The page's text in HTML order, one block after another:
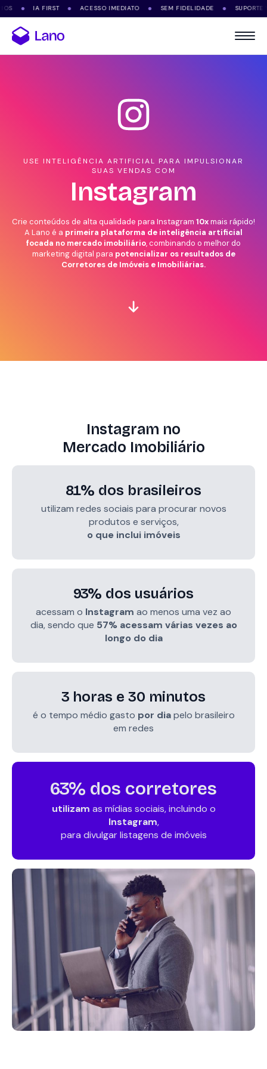
IA FIRST ● ACESSO IMEDIATO ● SEM FIDELIDADE ● SUPORTE VIA
USE INTELIGÊNCIA ARTIFICIAL PARA IMPULSIONAR
SUAS VENDAS COM
Instagram
Crie conteúdos de alta qualidade para Instagram 10xmais rápido!
A Lano é a primeira plataforma de inteligência artificial
focada no mercado imobiliário, combinando o melhor do
marketing digital para potencializar os resultados de
Corretores de Imóveis e Imobiliárias.
Instagram no
Mercado Imobiliário
81% dos brasileiros
utilizam redes sociais para procurar novos
produtos e serviços,
o que inclui imóveis
93% dos usuários
acessam o Instagram ao menos uma vez ao
dia, sendo que 57% acessam várias vezes ao
longo do dia
3horas e 30 minutos
é o tempo médio gasto por diapelo brasileiro
em redes
63% dos corretores
utilizam as mídias sociais, incluindo o
Instagram,
para divulgar listagens de imóveis